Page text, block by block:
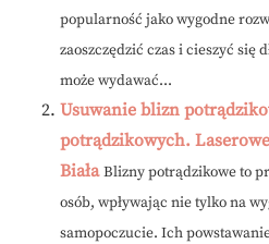
popularność jako wygodne
zaoszczędzić czas i cieszyć się
może wydawać...
Usuwanie blizn
potrądzikowych.
Biała Blizny potrądzikowe to
osób, wpływając nie tylko na
samopoczucie. Ich